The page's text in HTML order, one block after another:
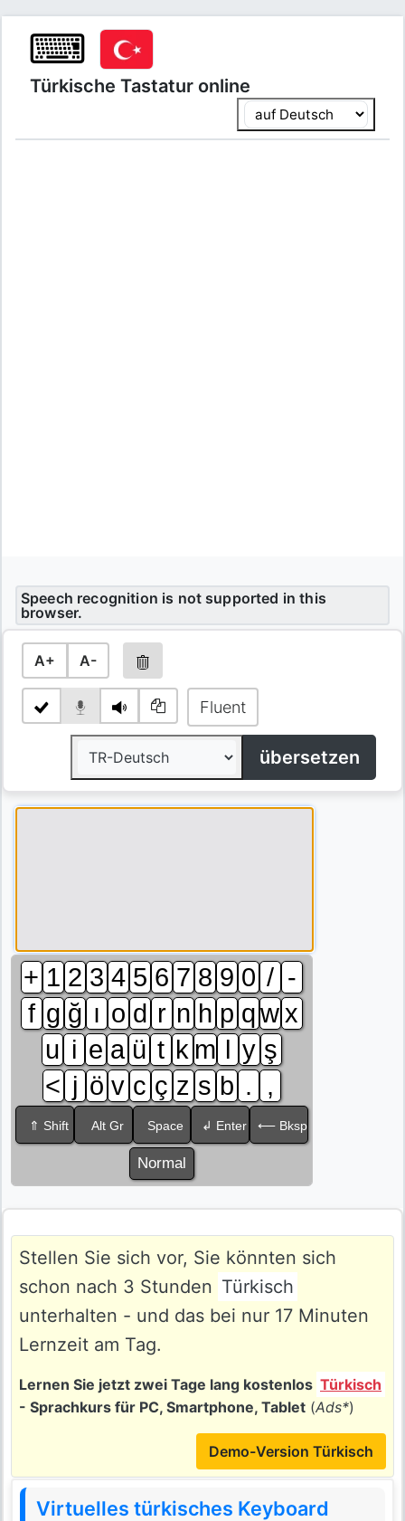
⌨
Türkische Tastatur online
Speech recognition is not supported in this
browser.
A+ A-
Fluent
übersetzen
+ 1 2 3 4 5 6 7 8 9 0 / -
f g ğ ı o d r n h p q w x
u i e a ü t k m l y ş
< j ö v c ç z s b . ,
⇑ Shift Alt Gr Space ↲ Enter ⟵ Bksp
Normal
Stellen Sie sich vor, Sie könnten sich
schon nach 3 Stunden Türkisch
unterhalten - und das bei nur 17 Minuten
Lernzeit am Tag.
Lernen Sie jetzt zwei Tage lang kostenlos Türkisch
- Sprachkurs für PC, Smartphone, Tablet (Ads*)
Demo-Version Türkisch
Virtuelles türkisches Keyboard